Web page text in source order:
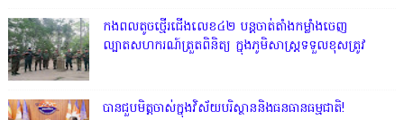
កងពលតូចថ្មើរជើងលេខ៤២ បន្តចាត់តាំងកម្លាំងចេញ
ល្បាតសហករណ៍ត្រួតពិនិត្យ ក្នុងភូមិសាស្រ្តទទួលខុសត្រូវ
បានជួបមិត្តចាស់ក្នុងវិស័យបរិស្ថាននិងធនធានធម្មជាតិ!